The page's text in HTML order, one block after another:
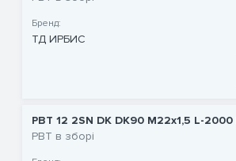
Бренд:
ТД ИРБИС
РВТ 12 2SN DK DK90 M22x1,5 L-2000
РВТ в зборі